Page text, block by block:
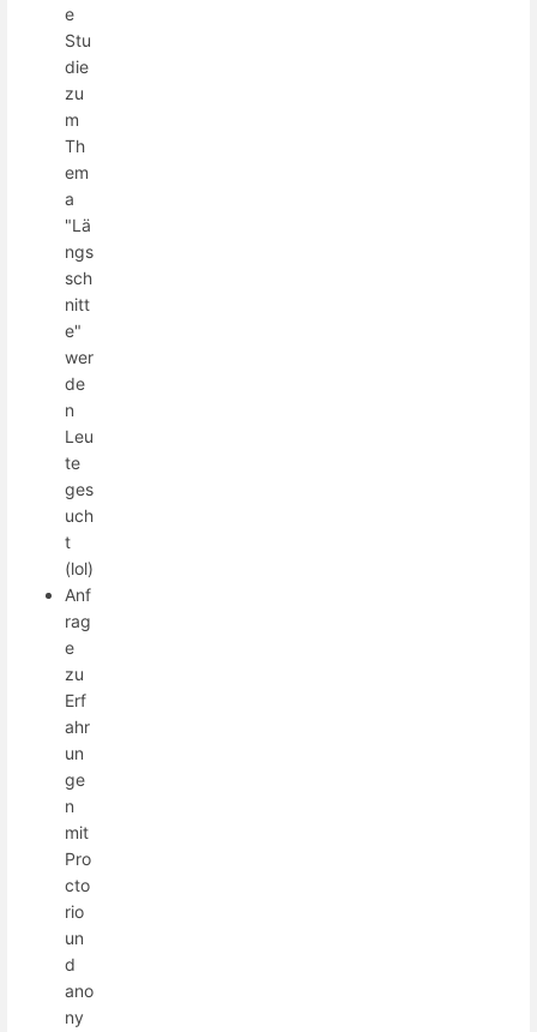
e
Stu
die
zu
m
Th
em
a
"Lä
ngs
sch
nitt
e"
wer
de
n
Leu
te
ges
uch
t
(lol)
Anf
rag
e
zu
Erf
ahr
un
ge
n
mit
Pro
cto
rio
un
d
ano
ny